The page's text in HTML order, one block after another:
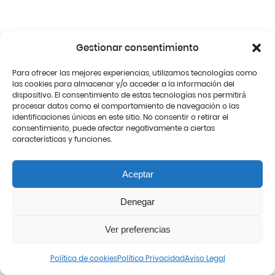
Gestionar consentimiento
Para ofrecer las mejores experiencias, utilizamos tecnologías como
las cookies para almacenar y/o acceder a la información del
dispositivo. El consentimiento de estas tecnologías nos permitirá
procesar datos como el comportamiento de navegación o las
identificaciones únicas en este sitio. No consentir o retirar el
consentimiento, puede afectar negativamente a ciertas
características y funciones.
Aceptar
Denegar
Ver preferencias
Política de cookiesPolítica PrivacidadAviso Legal